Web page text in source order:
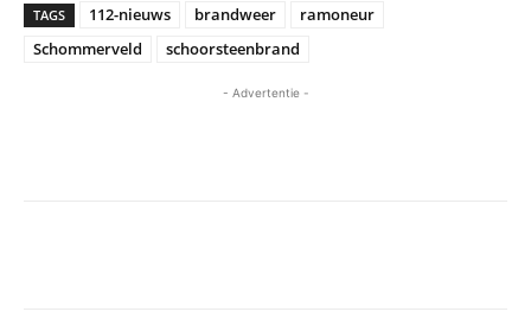
TAGS 112-nieuws brandweer
ramoneur
Schommerveld
schoorsteenbrand
- Advertentie -